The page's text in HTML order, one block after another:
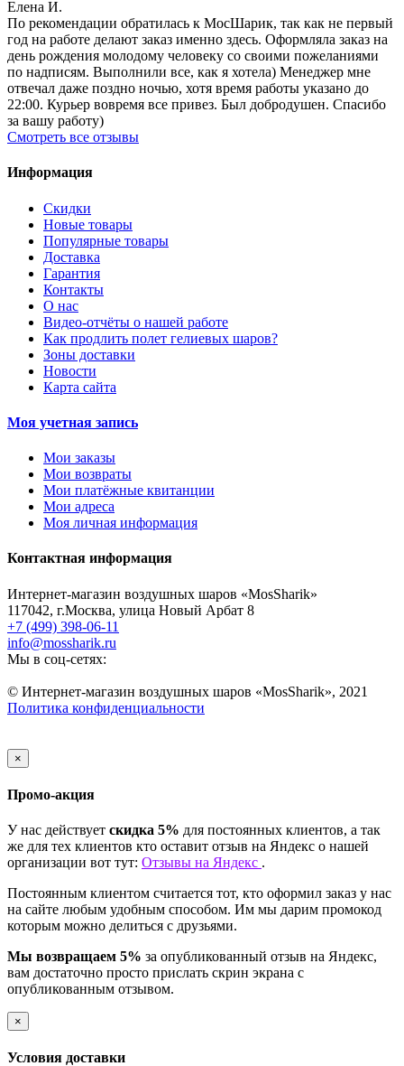
Елена И.
По рекомендации обратилась к МосШарик, так как не первый
год на работе делают заказ именно здесь. Оформляла заказ на
день рождения молодому человеку со своими пожеланиями
по надписям. Выполнили все, как я хотела) Менеджер мне
отвечал даже поздно ночью, хотя время работы указано до
22:00. Курьер вовремя все привез. Был добродушен. Спасибо
за вашу работу)
Смотреть все отзывы
Информация
Скидки
Новые товары
Популярные товары
Доставка
Гарантия
Контакты
О нас
Видео-отчёты о нашей работе
Как продлить полет гелиевых шаров?
Зоны доставки
Новости
Карта сайта
Моя учетная запись
Мои заказы
Мои возвраты
Мои платёжные квитанции
Мои адреса
Моя личная информация
Контактная информация
Интернет-магазин воздушных шаров «MosSharik»
117042, г.Москва, улица Новый Арбат 8
+7 (499) 398-06-11
info@mossharik.ru
Мы в соц-сетях:
© Интернет-магазин воздушных шаров «MosSharik», 2021
Политика конфиденциальности
×
Промо-акция
У нас действует скидка 5% для постоянных клиентов, а так
же для тех клиентов кто оставит отзыв на Яндекс о нашей
организации вот тут: Отзывы на Яндекс .
Постоянным клиентом считается тот, кто оформил заказ у нас
на сайте любым удобным способом. Им мы дарим промокод
которым можно делиться с друзьями.
Мы возвращаем 5% за опубликованный отзыв на Яндекс,
вам достаточно просто прислать скрин экрана с
опубликованным отзывом.
×
Условия доставки